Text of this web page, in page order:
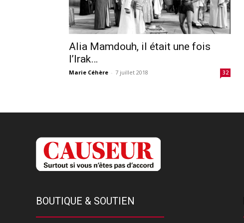
Alia Mamdouh, il était une fois
l’Irak…
Marie Céhère - 7 juillet 2018 32
BOUTIQUE & SOUTIEN